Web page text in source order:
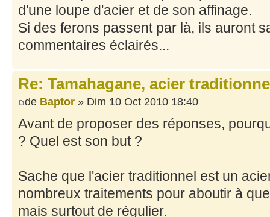
d'une loupe d'acier et de son affinage.
Si des ferons passent par là, ils auront
commentaires éclairés...
Re: Tamahagane, acier
de Baptor » Dim 10 Oct 2010 18:40
Avant de proposer des réponses,
? Quel est son but ?
Sache que l'acier traditionnel est un
nombreux traitements pour aboutir à
mais surtout de régulier.